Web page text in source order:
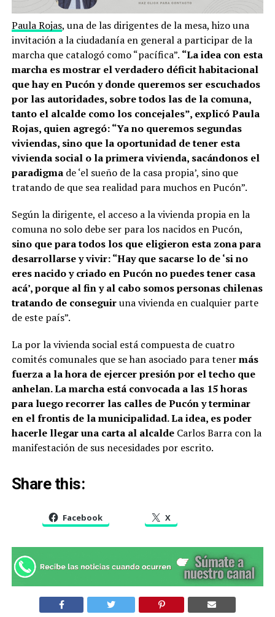
Paula Rojas, una de las dirigentes de la mesa, hizo una
invitación a la ciudadanía en general a participar de la
marcha que catalogó como “pacífica”. “La idea con esta
marcha es mostrar el verdadero déficit habitacional
que hay en Pucón y donde queremos ser escuchados
por las autoridades, sobre todos las de la comuna,
tanto el alcalde como los concejales”, explicó Paula
Rojas, quien agregó: “Ya no queremos segundas
viviendas, sino que la oportunidad de tener esta
vivienda social o la primera vivienda, sacándonos el
paradigmade ‘el sueño de la casa propia’, sino que
tratando de que sea realidad para muchos en Pucón”.
Según la dirigente, el acceso a la vivienda propia en la
comuna no solo debe ser para los nacidos en Pucón,
sino que para todos los que eligieron esta zona para
desarrollarse y vivir: “Hay que sacarse lo de ‘si no
eres nacido y criado en Pucón no puedes tener casa
acá’, porque al fin y al cabo somos personas chilenas
tratando de conseguiruna vivienda en cualquier parte
de este país”.
La por la vivienda social está compuesta de cuatro
comités comunales que se han asociado para tenermás
fuerza a la hora de ejercer presión por el techo que
anhelan. La marcha está convocada a las 15 horas
para luego recorrer las calles de Pucón y terminar
en el frontis de la municipalidad. La idea, es poder
hacerle llegar una carta al alcaldeCarlos Barra con la
manifestación de sus necesidades por escrito.
Share this:
Facebook X